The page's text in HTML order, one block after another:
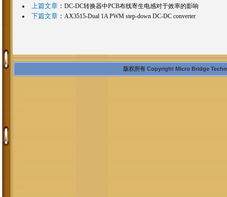
上篇文章： DC-DC转换器中PCB布线寄生电感对于效率的影响
下篇文章： AX3515-Dual 1A PWM step-down DC-DC converter
版权所有 Copyright Micro Bridge